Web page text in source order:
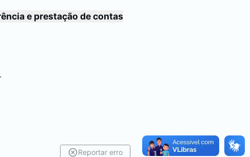
e prestação de contas
Reportar erro